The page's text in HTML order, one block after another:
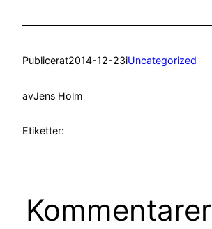
Publicerat2014-12-23iUncategorized
avJens Holm
Etiketter:
Kommentarer